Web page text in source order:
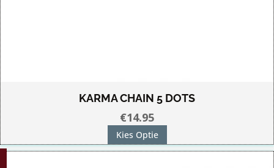
KARMA CHAIN 5 DOTS
€14.95
Kies Optie
product